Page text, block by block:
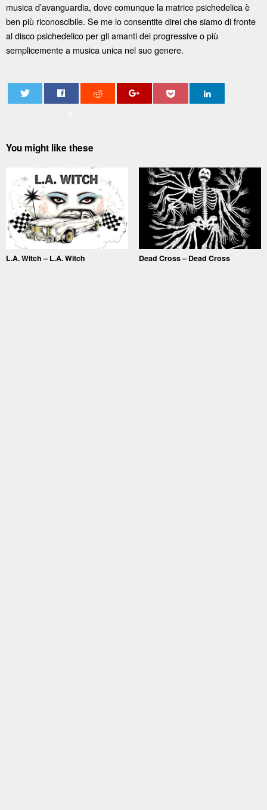
musica d’avanguardia, dove comunque la matrice psichedelica è
ben più riconoscibile. Se me lo consentite direi che siamo di fronte
al disco psichedelico per gli amanti del progressive o più
semplicemente a musica unica nel suo genere.
You might like these
L.A. Witch – L.A. Witch Dead Cross – Dead Cross